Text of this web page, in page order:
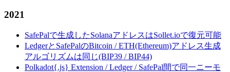
2021
SafePalで生成したSolanaアドレスはSollet.ioで復元可能
LedgerとSafePalのBitcoin / ETH(Ethereum)アドレス生成
アルゴリズムは同じ(BIP39 / BIP44)
Polkadot{.js} Extension / Ledger / SafePal間で同一ニーモ